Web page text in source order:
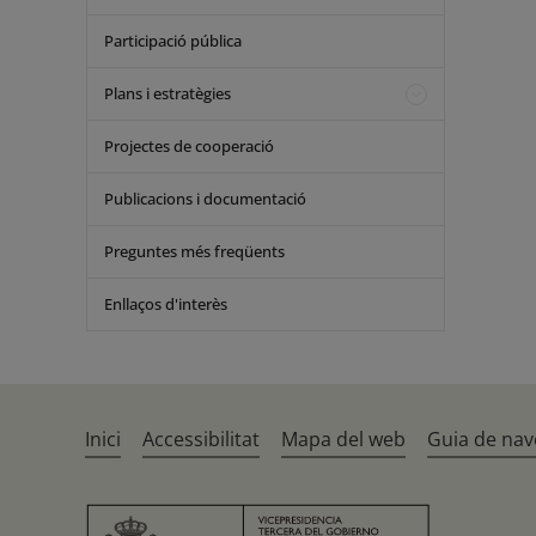
Participació pública
Plans i estratègies
Projectes de cooperació
Publicacions i documentació
Preguntes més freqüents
Enllaços d'interès
Inici Accessibilitat Mapa del web Guia de